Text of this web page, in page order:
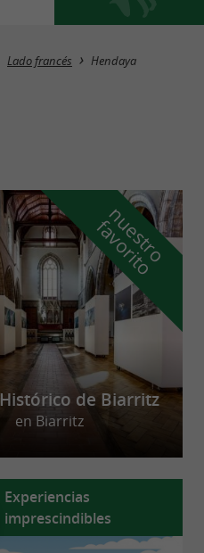
Masquer la carte
Lado francés Hendaya
n
u
e
s
t
r
o
f
a
v
o
r
i
t
o
de Biarritz
en Biarritz
Experiencias
imprescindibles